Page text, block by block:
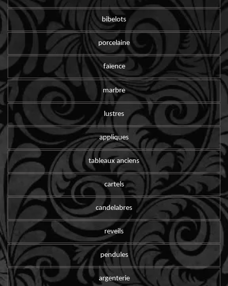
bibelots
porcelaine
faïence
marbre
lustres
appliques
tableaux anciens
cartels
candelabres
reveils
pendules
argenterie